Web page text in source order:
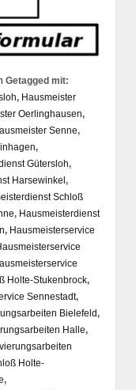
Getagged mit:
, Hausmeister
Oerlinghausen,
Senne,
,
Gütersloh,
Harsewinkel ,
Schloß
, Hausmeisterdienst
, Hausmeisterservice
Holte-Stukenbrock,
Sennestadt,
Bielefeld,
Halle,
Holte-
,